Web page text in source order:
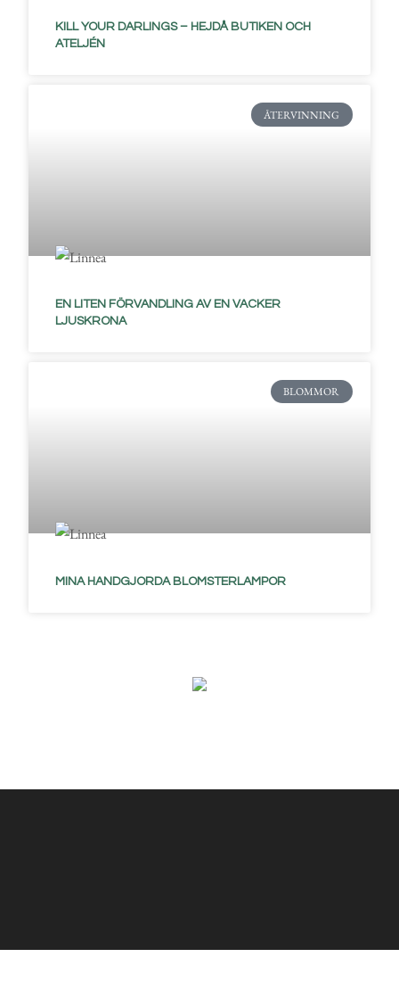
KILL YOUR DARLINGS – HEJDÅ BUTIKEN OCH
ATELJÉN
ÅTERVINNING
EN LITEN FÖRVANDLING AV EN VACKER
LJUSKRONA
BLOMMOR
MINA HANDGJORDA BLOMSTERLAMPOR